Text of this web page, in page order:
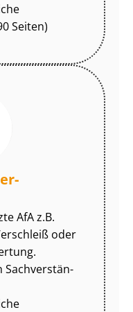
Seiten)
AfA z.B.
oder
Sach­ver­stän­